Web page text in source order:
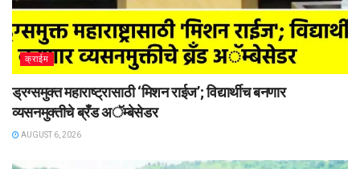
क्राईम
ड्रग्समुक्त महाराष्ट्रासाठी ‘मिशन राईज’; विद्यार्थीच बनणार
व्यसनमुक्तीचे ब्रँड अॅम्बेसेडर
AUGUST 6, 2026